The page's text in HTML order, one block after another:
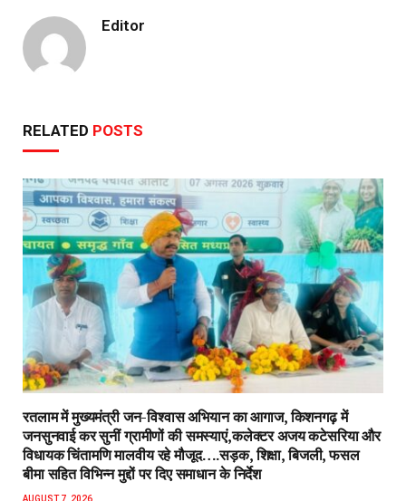
Editor
RELATED POSTS
रतलाम में मुख्यमंत्री जन-विश्वास अभियान का आगाज, किशनगढ़ में
जनसुनवाई कर सुनीं ग्रामीणों की समस्याएं,कलेक्टर अजय कटेसरिया और
विधायक चिंतामणि मालवीय रहे मौजूद….सड़क, शिक्षा, बिजली, फसल
बीमा सहित विभिन्न मुद्दों पर दिए समाधान के निर्देश
AUGUST 7, 2026